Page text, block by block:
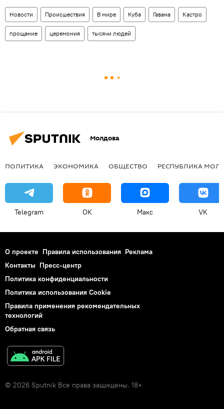
Новости Происшествия В мире Куба Гавана Кастро
прощание церемония тысячи людей
Молдова
ПОЛИТИКА ЭКОНОМИКА ОБЩЕСТВО РЕСПУБЛИКА
Telegram OK Макс VK
О проекте Правила использования Реклама
Контакты Пресс-центр
Политика конфиденциальности
Политика использования Cookie
Правила применения рекомендательных
технологий
Обратная связь
© 2026 Sputnik Все права защищены. 18+